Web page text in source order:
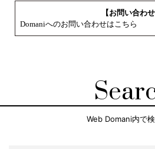
【お問い合わせ
Domaniへのお問い合わせはこちら
Web Domani内で